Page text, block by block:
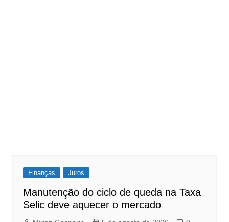
Finanças Juros
Manutenção do ciclo de queda na Taxa
Selic deve aquecer o mercado